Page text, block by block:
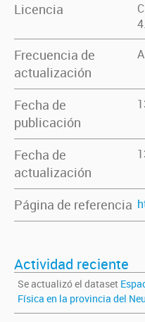
Licencia
Frecuencia de
actualización
Fecha de
publicación
Fecha de
actualización
Página de referencia
Actividad reciente
Se actualizó el dataset
Física en la provincia del